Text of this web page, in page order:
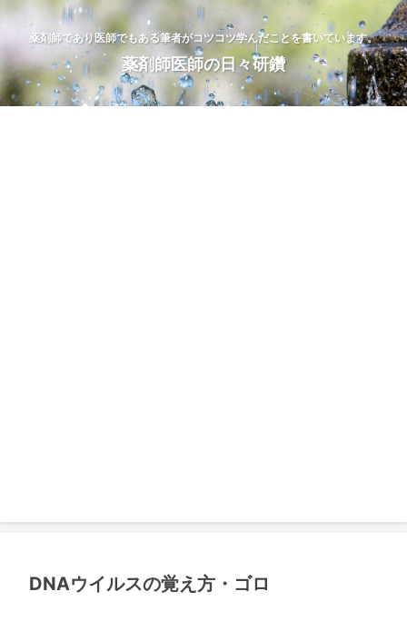
薬剤師であり医師でもある筆者がコツコツ学んだことを書いています。
薬剤師医師の日々研鑽
DNAウイルスの覚え方・ゴロ